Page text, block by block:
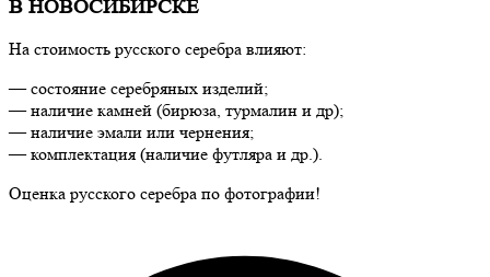
В НОВОСИБИРСКЕ
На стоимость русского серебра влияют:
— состояние серебряных изделий;
— наличие камней (бирюза, турмалин и др);
— наличие эмали или чернения;
— комплектация (наличие футляра и др.).
Оценка русского серебра по фотографии!